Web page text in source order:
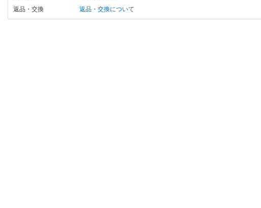
返品・交換
返品・交換について